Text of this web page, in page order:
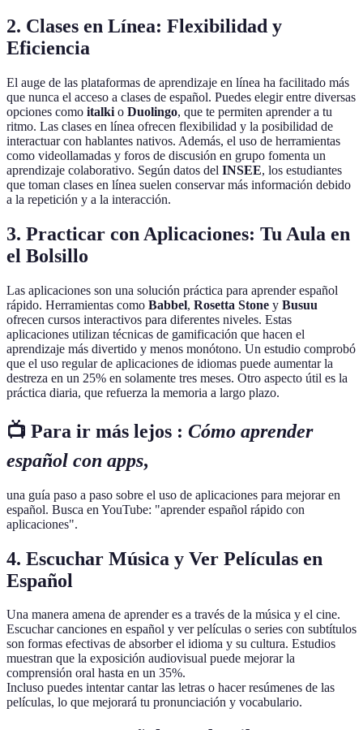
2. Clases en Línea: Flexibilidad y
Eficiencia
El auge de las plataformas de aprendizaje en línea ha facilitado más
que nunca el acceso a clases de español. Puedes elegir entre diversas
opciones como italki o Duolingo, que te permiten aprender a tu
ritmo. Las clases en línea ofrecen flexibilidad y la posibilidad de
interactuar con hablantes nativos. Además, el uso de herramientas
como videollamadas y foros de discusión en grupo fomenta un
aprendizaje colaborativo. Según datos del INSEE, los estudiantes
que toman clases en línea suelen conservar más información debido
a la repetición y a la interacción.
3. Practicar con Aplicaciones: Tu Aula en
el Bolsillo
Las aplicaciones son una solución práctica para aprender español
rápido. Herramientas como Babbel, Rosetta Stone y Busuu
ofrecen cursos interactivos para diferentes niveles. Estas
aplicaciones utilizan técnicas de gamificación que hacen el
aprendizaje más divertido y menos monótono. Un estudio comprobó
que el uso regular de aplicaciones de idiomas puede aumentar la
destreza en un 25% en solamente tres meses. Otro aspecto útil es la
práctica diaria, que refuerza la memoria a largo plazo.
📺 Para ir más lejos : Cómo aprender
español con apps,
una guía paso a paso sobre el uso de aplicaciones para mejorar en
español. Busca en YouTube: "aprender español rápido con
aplicaciones".
4. Escuchar Música y Ver Películas en
Español
Una manera amena de aprender es a través de la música y el cine.
Escuchar canciones en español y ver películas o series con subtítulos
son formas efectivas de absorber el idioma y su cultura. Estudios
muestran que la exposición audiovisual puede mejorar la
comprensión oral hasta en un 35%.
Incluso puedes intentar cantar las letras o hacer resúmenes de las
películas, lo que mejorará tu pronunciación y vocabulario.